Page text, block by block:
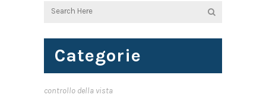
Categorie
controllo della vista